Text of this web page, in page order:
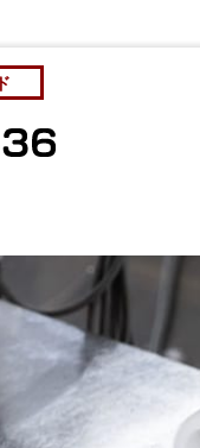
注文
注文
わせ
セス